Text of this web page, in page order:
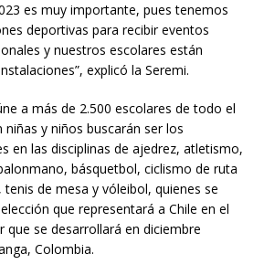
es muy importante, pues tenemos
deportivas para recibir eventos
y nuestros escolares están
explicó la Seremi.
a más de 2.500 escolares de todo el
y niños buscarán ser los
en las disciplinas de ajedrez, atletismo,
básquetbol, ciclismo de ruta
de mesa y vóleibol, quienes se
que representará a Chile en el
que se desarrollará en diciembre
Colombia.